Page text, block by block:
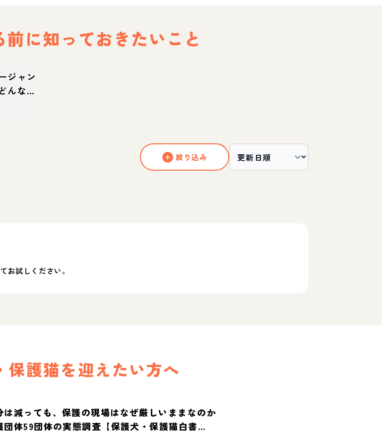
前に知っておきたいこと
ジャン
んな
徴・迎
絞り込み
お試しください。
保護猫を迎えたい方へ
は減っても、保護の現場はなぜ厳しいままなのか
団体59団体の実態調査【保護犬・保護猫白書